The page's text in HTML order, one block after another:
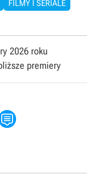
FILMY I SERIALE
2026 roku
premiery